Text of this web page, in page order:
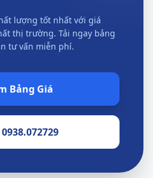
lượng tốt nhất với giá
thị trường. Tải ngay bảng
tư vấn miễn phí.
Bảng Giá